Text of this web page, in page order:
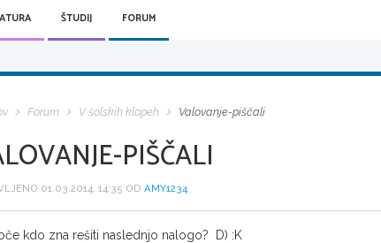
ŠTUDIJ FORUM
Forum V šolskih klopeh Valovanje-piščali
PIŠČALI
01.03.2014, 14:35 OD AMY1234
kdo zna rešiti naslednjo nalogo? D) :K